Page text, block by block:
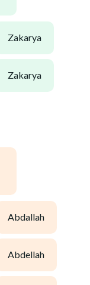
zakarya
zakarya
abdallah
abdellah